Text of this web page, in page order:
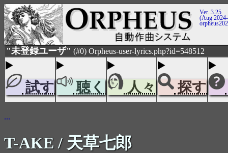
Ver. 3.25
(Aug
"未登録ユーザ" (#0) Orpheus-user-lyrics.php?id=548512
試す 聴く 人々 探す
...
T-AKE / 天草七郎